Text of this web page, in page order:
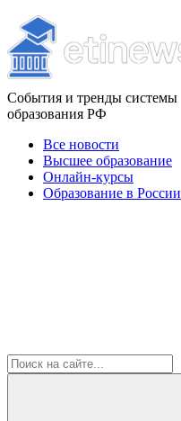
События и тренды системы
образования РФ
Все новости
Высшее образование
Онлайн-курсы
Образование в России